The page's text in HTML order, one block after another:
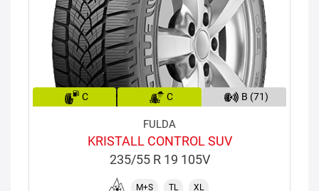
C C B (71)
FULDA
KRISTALL CONTROL SUV
235/55 R 19 105V
M+S TL XL